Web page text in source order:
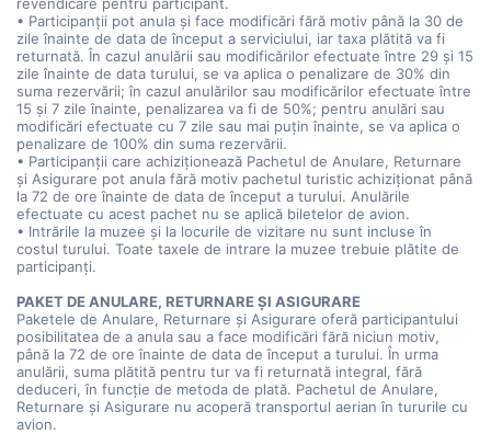
• Participanții pot anula și face modificări fără motiv până la 30 de
zile înainte de data de început a serviciului, iar taxa plătită va fi
returnată. În cazul anulării sau modificărilor efectuate între 29 și 15
zile înainte de data turului, se va aplica o penalizare de 30% din
suma rezervării; în cazul anulărilor sau modificărilor efectuate între
15 și 7 zile înainte, penalizarea va fi de 50%; pentru anulări sau
modificări efectuate cu 7 zile sau mai puțin înainte, se va aplica o
penalizare de 100% din suma rezervării.
• Participanții care achiziționează Pachetul de Anulare, Returnare
și Asigurare pot anula fără motiv pachetul turistic achiziționat până
la 72 de ore înainte de data de început a turului. Anulările
efectuate cu acest pachet nu se aplică biletelor de avion.
• Intrările la muzee și la locurile de vizitare nu sunt incluse în
costul turului. Toate taxele de intrare la muzee trebuie plătite de
participanți.
PAKET DE ANULARE, RETURNARE ȘI ASIGURARE
Paketele de Anulare, Returnare și Asigurare oferă participantului
posibilitatea de a anula sau a face modificări fără niciun motiv,
până la 72 de ore înainte de data de început a turului. În urma
anulării, suma plătită pentru tur va fi returnată integral, fără
deduceri, în funcție de metoda de plată. Pachetul de Anulare,
Returnare și Asigurare nu acoperă transportul aerian în tururile cu
avion.